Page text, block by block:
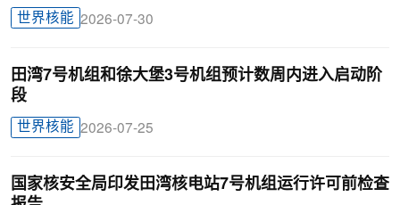
世界核能 2026-07-30
田湾7号机组和徐大堡3号机组预计数周内进入启动阶
段
世界核能 2026-07-25
国家核安全局印发田湾核电站7号机组运行许可前检查